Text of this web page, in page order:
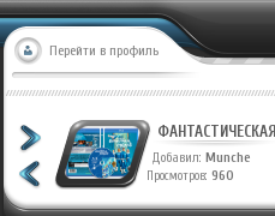
Перейти в профиль
Добавил: Munche
Просмотров: 960